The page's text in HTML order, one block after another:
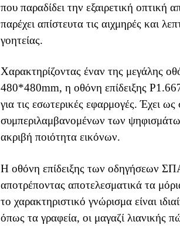
που παραδίδει την εξαιρετική
παρέχει απίστευτα τις αιχμηρές και
γοητείας.
Χαρακτηρίζοντας έναν της μεγάλης
480*480mm, η οθόνη επίδειξης
για τις εσωτερικές εφαρμογές. Έχει
συμπεριλαμβανομένων των
ακριβή ποιότητα εικόνων.
Η οθόνη επίδειξης των οδηγήσεων
αποτρέποντας αποτελεσματικά τα
το χαρακτηριστικό γνώρισμα είναι
όπως τα γραφεία, οι μαγαζί λιανικής